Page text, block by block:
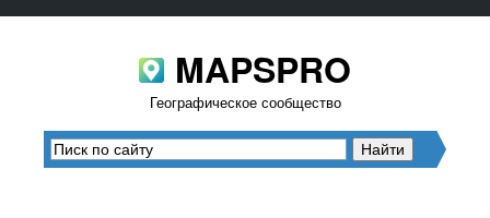
MAPSPRO
Географическое сообщество